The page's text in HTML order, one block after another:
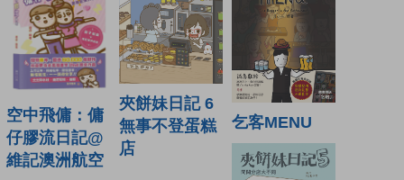
空中飛傭：傭
仔膠流日記@
維記澳洲航空
夾餅妹日記 6
無事不登蛋糕
店
乞客MENU